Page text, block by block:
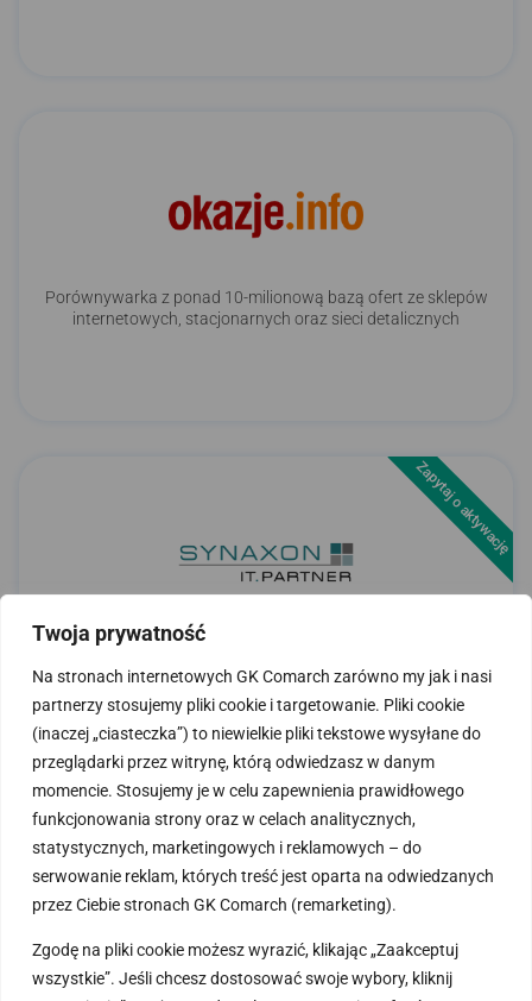
Twoja prywatność
Na stronach internetowych GK Comarch zarówno my jak i nasi
partnerzy stosujemy pliki cookie i targetowanie. Pliki cookie
(inaczej „ciasteczka”) to niewielkie pliki tekstowe wysyłane do
przeglądarki przez witrynę, którą odwiedzasz w danym
momencie. Stosujemy je w celu zapewnienia prawidłowego
funkcjonowania strony oraz w celach analitycznych,
statystycznych, marketingowych i reklamowych – do
serwowanie reklam, których treść jest oparta na odwiedzanych
przez Ciebie stronach GK Comarch (remarketing).
Zgodę na pliki cookie możesz wyrazić, klikając „Zaakceptuj
wszystkie”. Jeśli chcesz dostosować swoje wybory, kliknij
Porównywarka z ponad 10-milionową bazą ofert ze sklepów
internetowych, stacjonarnych oraz sieci detalicznych
Zapytaj o aktywację
Popularna porównywarka cen na rynku niemieckim.
asortymencie platformy.*Zapytaj o aktywację.